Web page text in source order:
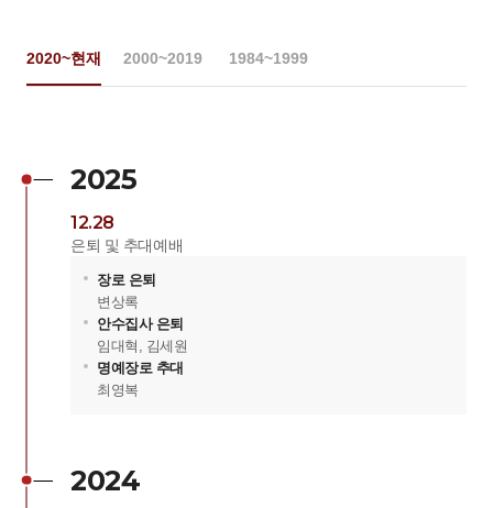
2020~현재
2025
12.28
은퇴 및 추대예배
장로 은퇴
변상록
안수집사 은퇴
임대혁, 김세원
명예장로 추대
최영복
2024
2000~2019 1984~1999